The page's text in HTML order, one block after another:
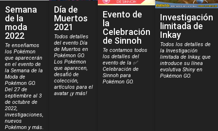
Semana
de la
moda
2022
Te enseñamos
los Pokémon
que aparecerán
en el evento de
la Semana de la
Moda de
Pokémon GO.
Del 27 de
septiembre al 3
de octubre de
2022,
investigaciones,
nuevos
Pokémon y más.
Día de
Muertos
2021
Todos detalles
del evento Día
de Muertos en
Pokémon GO.
Los Pokémon
que aparecen,
desafió de
colección,
artículos para el
avatar ¡y más!
Evento de
la
Celebración
de Sinnoh
Te contamos todos
los detalles del
evento de la ✅
Celebración de
Sinnoh para
Pokémon GO.
Investigación
limitada de
Inkay
Todos los detalles de
la Investigación
limitada de Inkay, que
introduce su línea
evolutiva Shiny en
Pokémon GO.